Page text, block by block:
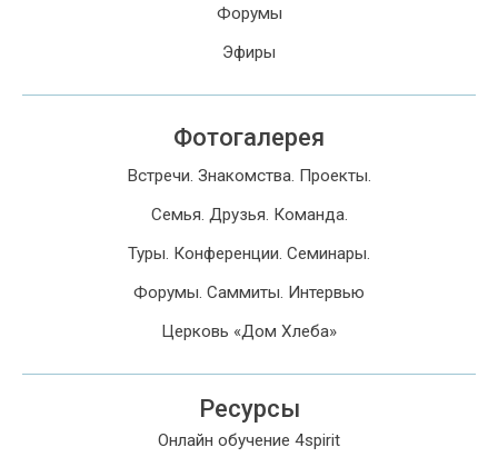
Форумы
Эфиры
Фотогалерея
Встречи. Знакомства. Проекты.
Семья. Друзья. Команда.
Туры. Конференции. Семинары.
Форумы. Саммиты. Интервью
Церковь «Дом Хлеба»
Ресурсы
Онлайн обучение 4spirit